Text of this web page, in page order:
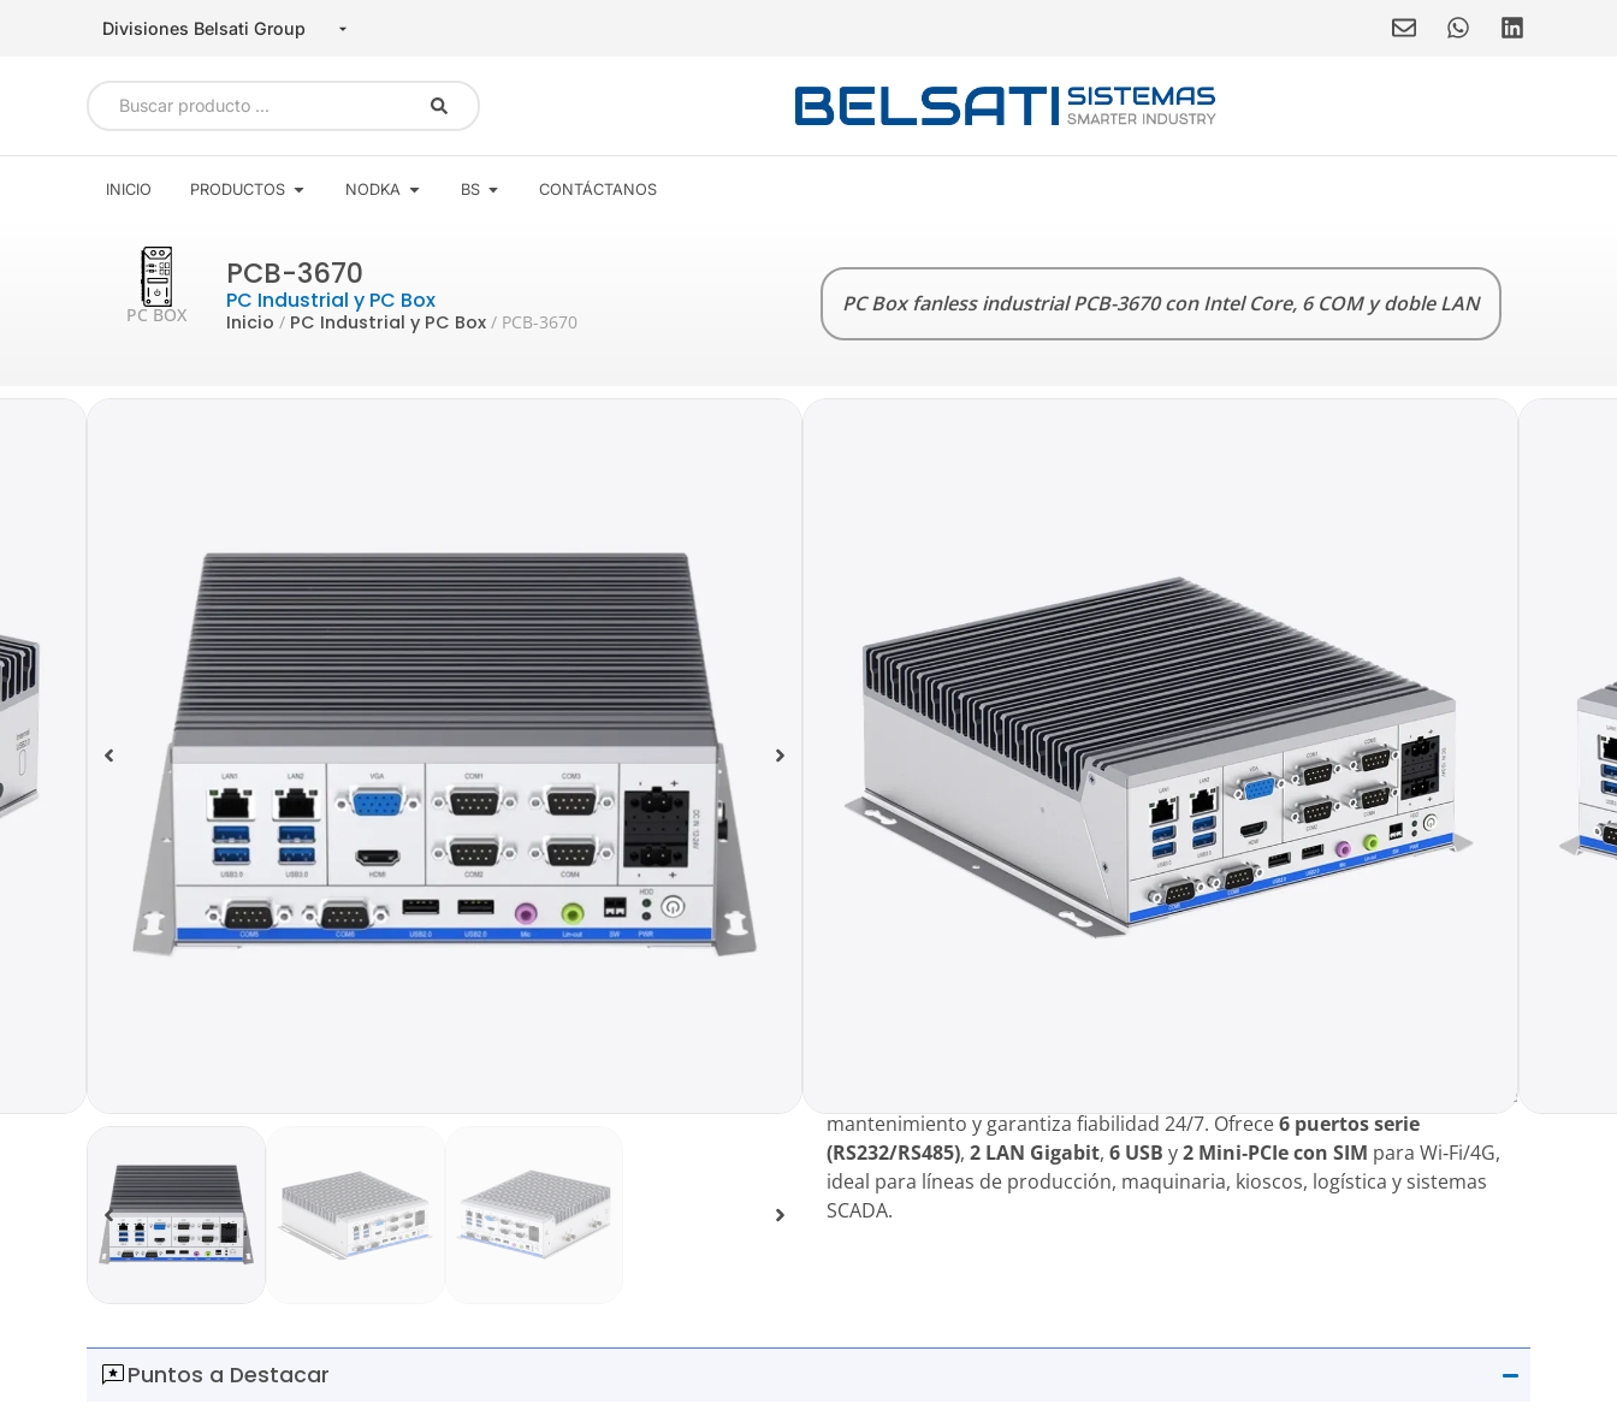
INICIO PRODUCTOS NODKA BS CONTÁCTANOS
PC BOX
PCB-3670
PC Industrial y PC Box
Inicio / PC Industrial y PC Box / PCB-3670
PC Box fanless industrial PCB-3670 con Intel Core, 6 COM y doble LAN
Compatible Intel Core 6ª a 11ª generación 35W
Soporta doble pantalla HDMI 4K y VGA independiente
Amplio rango de temperatura y alimentación DC 12–24 V
¿No sabes qué modelo te conviene más?
Analizamos las diferencias clave para que elijas según tus
necesidades.
TE AYUDAMOS A ELEGIR
sin ventilador mejora la disipación, reduce
mantenimiento y garantiza fiabilidad 24/7. Ofrece6 puertos serie
(RS232/RS485), 2 LAN Gigabit, 6 USB y2 Mini‑PCIe con SIM para Wi‑Fi/4G,
ideal para líneas de producción, maquinaria, kioscos, logística y sistemas
SCADA.
Puntos a Destacar